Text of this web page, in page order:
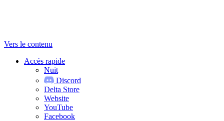
Vers le contenu
Accès rapide
Nuit
Discord
Delta Store
Website
YouTube
Facebook